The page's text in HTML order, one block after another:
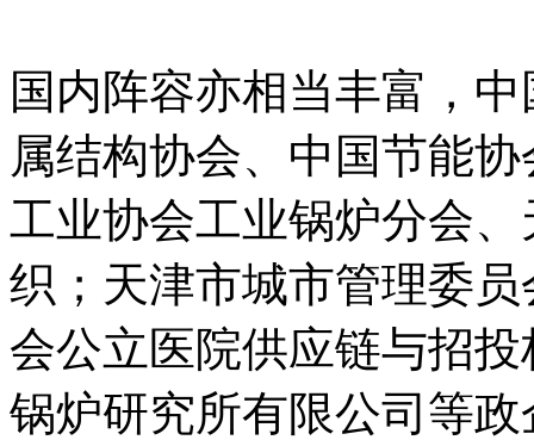
国内阵容亦相当丰富，
属结构协会、中国节能
工业协会工业锅炉分会
织；天津市城市管理委
会公立医院供应链与招
锅炉研究所有限公司等